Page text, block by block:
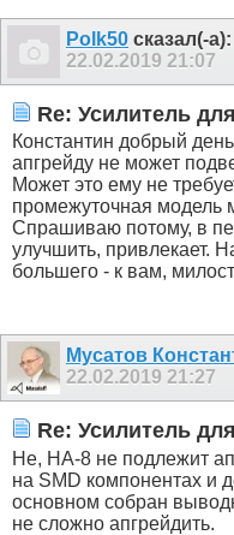
Polk50 сказал(-а):
22.02.2019 21:07
Re: Усилитель
Константин добрый
апгрейду не может
Может это ему не
промежуточная модель
Спрашиваю потому, в
улучшить, привлекает.
большего - к вам,
Мусатов
22.02.2019 21:27
Re: Усилитель
Не, HA-8 не подлежит
на SMD компонентах и
основном собран
не сложно апгрейдить.